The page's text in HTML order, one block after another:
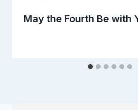
May the Fourth Be with